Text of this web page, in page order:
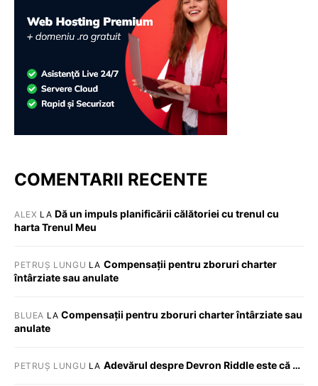
COMENTARII RECENTE
ALEX LA Dă un impuls planificării călătoriei cu trenul cu
harta Trenul Meu
PETRUȘ LUNGU LA Compensații pentru zboruri charter
întârziate sau anulate
BLUEA LACompensații pentru zboruri charter întârziate sau
anulate
PETRUȘ LUNGU LA Adevărul despre Devron Riddle este că …